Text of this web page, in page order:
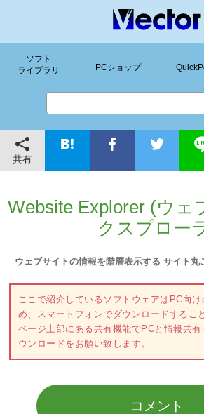
ソフト
ライブラリ
PCショップ
共有
Website Explorer (ウェ
クスプロー
ウェブサイトの情報を階層表示する サイト丸
ここで紹介しているソフトウェアはPC向
め、スマートフォンでダウンロードするこ
ページ上部にある共有機能でPCと情報共
ウンロードをお願い致します。
コメント